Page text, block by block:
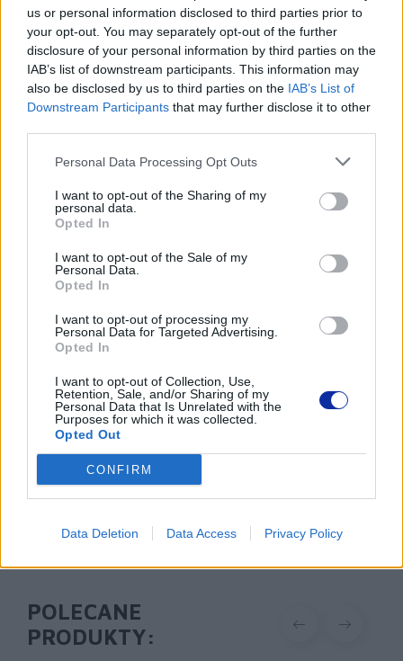
us or personal information disclosed to third parties prior to
your opt-out. You may separately opt-out of the further
disclosure of your personal information by third parties on the
IAB’s list of downstream participants. This information may
also be disclosed by us to third parties on the IAB’s List of
Downstream Participants that may further disclose it to other
Personal Data Processing Opt Outs
I want to opt-out of the Sharing of my
personal data.
Opted In
I want to opt-out of the Sale of my
Personal Data.
Opted In
I want to opt-out of processing my
Personal Data for Targeted Advertising.
Opted In
I want to opt-out of Collection, Use,
Retention, Sale, and/or Sharing of my
Personal Data that Is Unrelated with the
Purposes for which it was collected.
Opted Out
CONFIRM
Data Deletion Data Access Privacy Policy
Kod producenta
LDP6E297210000P
Dane producenta
Brother Central and Eastern Europe GmbH
https://global.brother
Brother Polska
02-674 Warszawa
tel. (22) 441 63 00
https://brother.pl
Pomoc techniczna
POLECANE
PRODUKTY: